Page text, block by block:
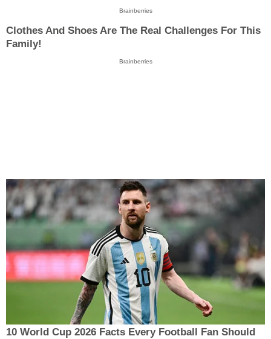
Brainberries
Clothes And Shoes Are The Real Challenges For This
Family!
Brainberries
10 World Cup 2026 Facts Every Football Fan Should